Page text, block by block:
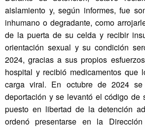
aislamiento y, según informes, fue
inhumano o degradante, como
de la puerta de su celda y recibir
orientación sexual y su condición
2024, gracias a sus propios
hospital y recibió medicamentos que
carga viral. En octubre de 2024
deportación y se levantó el código de
puesto en libertad de la detención
ordenó presentarse en la